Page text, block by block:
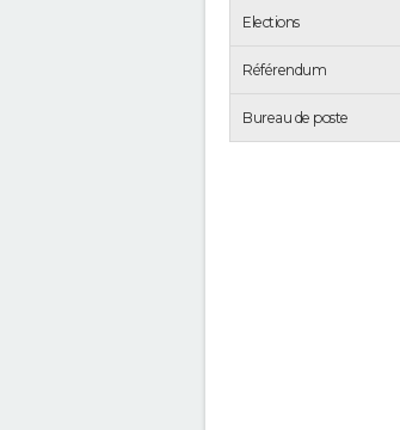
Elections
Référendum
Bureau de poste